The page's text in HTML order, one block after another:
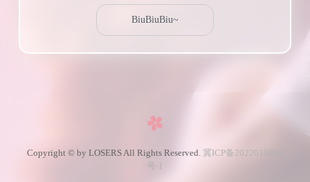
Copyright © by LOSERS All Rights Reserved. 冀ICP备2022016956
号-1